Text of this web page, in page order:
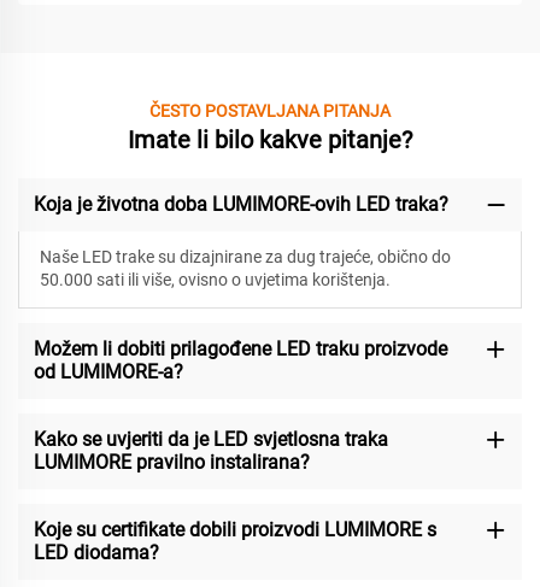
ČESTO POSTAVLJANA PITANJA
Imate li bilo kakve pitanje?
Koja je životna doba LUMIMORE-ovih LED traka?
Naše LED trake su dizajnirane za dug trajeće, obično do
50.000 sati ili više, ovisno o uvjetima korištenja.
Možem li dobiti prilagođene LED traku proizvode
od LUMIMORE-a?
Kako se uvjeriti da je LED svjetlosna traka
LUMIMORE pravilno instalirana?
Koje su certifikate dobili proizvodi LUMIMORE s
LED diodama?